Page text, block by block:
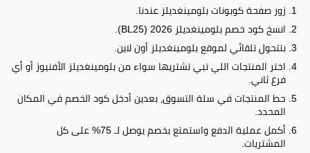
زور صفحة كوبونات بلومينغديلز عندنا.
انسخ كود خصم بلومينغديلز 2026 (BL25).
بتتحول تلقائي لموقع بلومينغديلز أون لاين.
اختر المنتجات اللي تبي تشتريها سواء من بلومينغديلز الأفنيوز أو أي
فرع ثاني.
حط المنتجات في سلة التسوق، بعدين أدخل كود الخصم في المكان
المحدد.
أكمل عملية الدفع واستمتع بخصم يوصل لـ 75% على كل
المشتريات.